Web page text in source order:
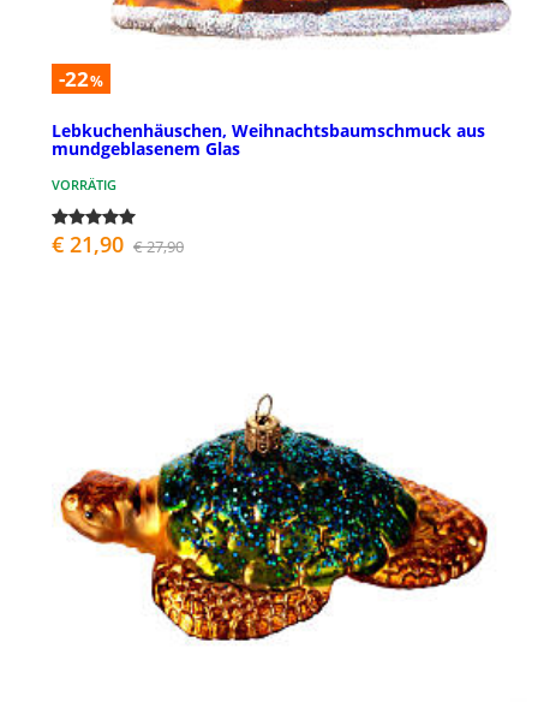
-22%
Lebkuchenhäuschen, Weihnachtsbaumschmuck aus
mundgeblasenem Glas
VORRÄTIG
€ 21,90 € 27,90